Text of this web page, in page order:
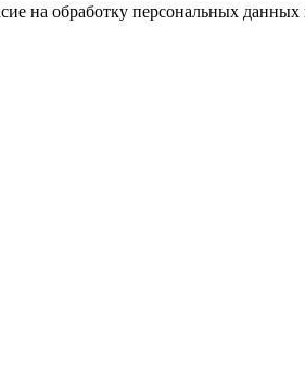
на обработку персональных данных